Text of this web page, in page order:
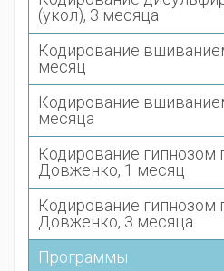
(укол), 3 месяца
Кодирование
месяц
Кодирование
месяца
Кодирование гипнозом
Довженко, 1 месяц
Кодирование гипнозом
Довженко, 3 месяца
Программы